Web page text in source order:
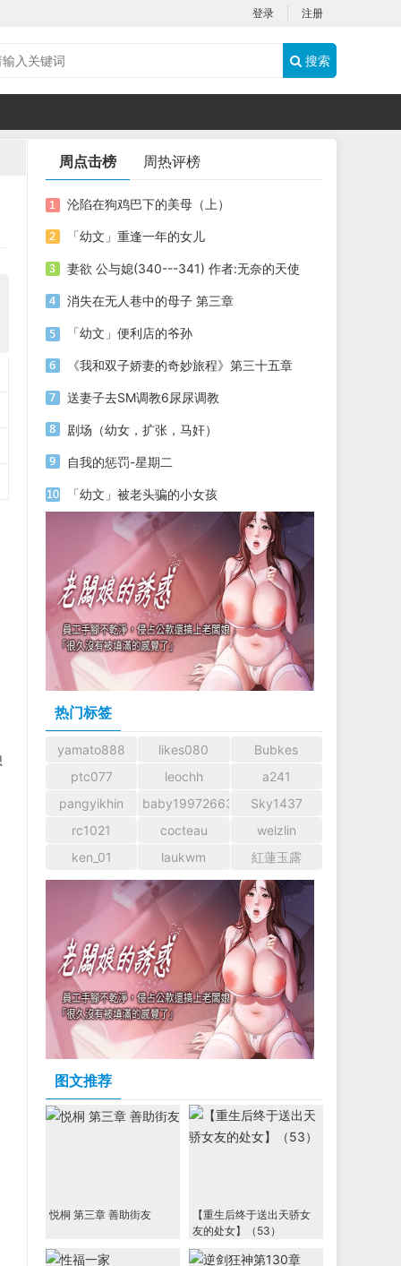
登录 注册
搜索
周点击榜 周热评榜
沦陷在狗鸡巴下的美母（上）
「幼文」重逢一年的女儿
妻欲 公与媳(340---341) 作者:无奈的天使
消失在无人巷中的母子 第三章
「幼文」便利店的爷孙
《我和双子娇妻的奇妙旅程》第三十五章
送妻子去SM调教6尿尿调教
剧场（幼女，扩张，马奸）
自我的惩罚-星期二
「幼文」被老头骗的小女孩
热门标签
yamato888 likes080
Bubkes
ptc077
leochh
a241
pangyikhin
baby1997266366
Sky1437
rc1021
cocteau
welzlin
ken_01
laukwm 紅蓮玉露
图文推荐
悦桐 第三章 善助街友
【重生后终于送出天骄女
友的处女】（53）